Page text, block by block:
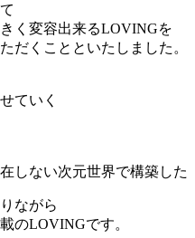
く変容出来るLOVINGを
だくことといたしました。
ていく
しない次元世界で構築した
ながら
のLOVINGです。